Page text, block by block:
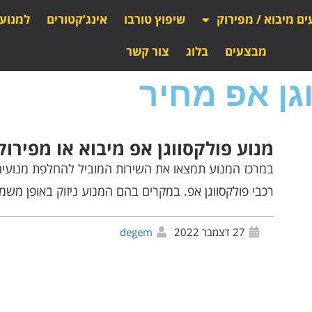
מיבוא / מפירוק שיפוץ טורבו אינג’קטורים
מבצעים
בלוג צור קשר
אפ מחיר
מנוע פולקסווגן אפ מיבוא או
במרכז המנוע תמצאו את השירות המוביל להחלפת
רכבי פולקסווגן אפ. במקרים בהם המנוע ניזוק באופן
27 דצמבר 2022 degem